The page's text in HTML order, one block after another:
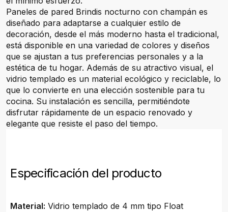
Paneles de pared Brindis nocturno con champán es
diseñado para adaptarse a cualquier estilo de
decoración, desde el más moderno hasta el tradicional,
está disponible en una variedad de colores y diseños
que se ajustan a tus preferencias personales y a la
estética de tu hogar. Además de su atractivo visual, el
vidrio templado es un material ecológico y reciclable, lo
que lo convierte en una elección sostenible para tu
cocina. Su instalación es sencilla, permitiéndote
disfrutar rápidamente de un espacio renovado y
elegante que resiste el paso del tiempo.
Especificación del producto
Material: Vidrio templado de 4 mm tipo Float